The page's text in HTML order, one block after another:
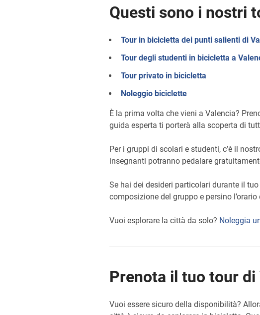
Questi sono i nostri
Tour in bicicletta dei punti salienti di
Tour degli studenti in bicicletta a
Tour privato in bicicletta
Noleggio biciclette
È la prima volta che vieni a Valencia?
guida esperta ti porterà alla scoperta di
Per i gruppi di scolari e studenti, c’è il
insegnanti potranno pedalare
Se hai dei desideri particolari durante il tuo
composizione del gruppo e persino
Vuoi esplorare la città da solo? Noleggia
Prenota il tuo tour
Vuoi essere sicuro della disponibilità?